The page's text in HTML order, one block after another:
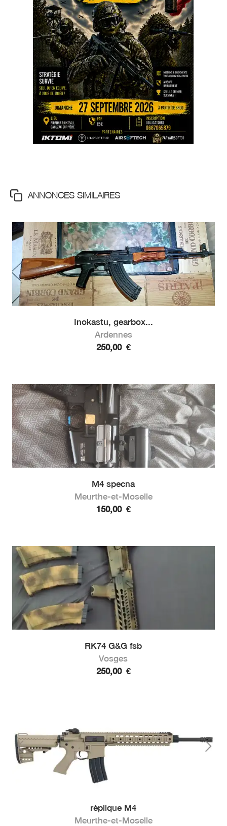
ANNONCES SIMILAIRES
Inokastu, gearbox...
Ardennes
250,00 €
M4 specna
Meurthe-et-Moselle
150,00 €
RK74 G&G fsb
Vosges
250,00 €
réplique M4
Meurthe-et-Moselle